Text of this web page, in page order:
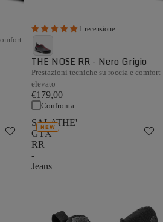
1 recensione
THE NOSE RR - Nero Grigio
Prestazioni tecniche su roccia e comfort
elevato
€179,00
Confronta
SALATHE'
GTX
RR
-
Jeans
NEW